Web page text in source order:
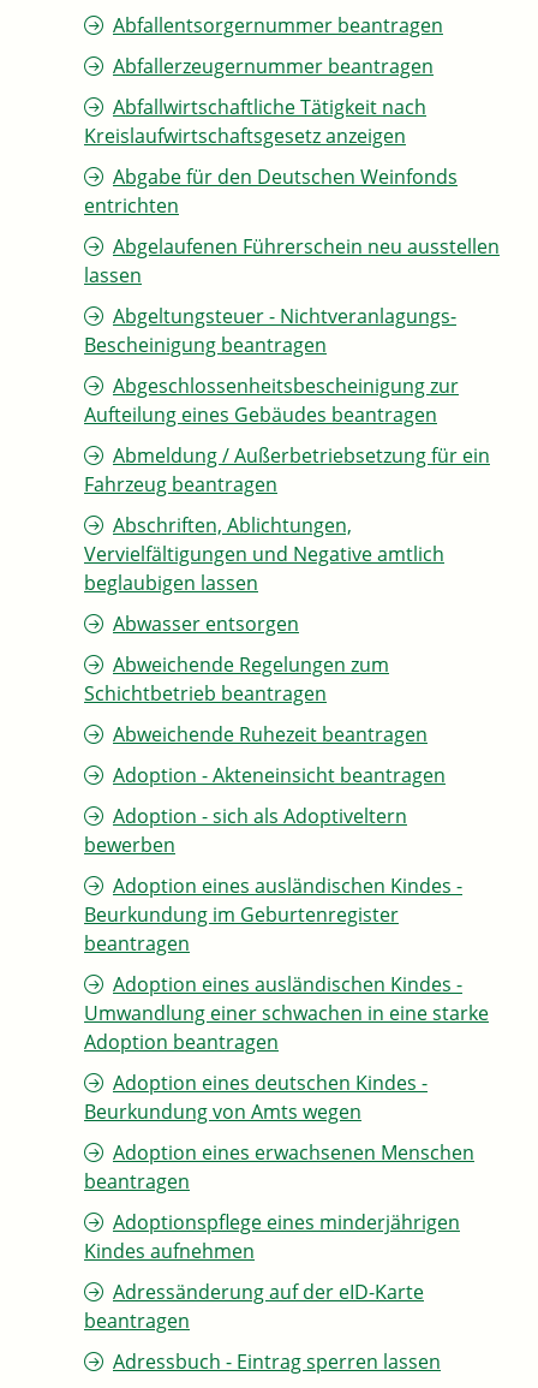
Abfallentsorgernummer beantragen
Abfallerzeugernummer beantragen
Abfallwirtschaftliche Tätigkeit nach
Kreislaufwirtschaftsgesetz anzeigen
Abgabe für den Deutschen Weinfonds
entrichten
Abgelaufenen Führerschein neu ausstellen
lassen
Abgeltungsteuer - Nichtveranlagungs-
Bescheinigung beantragen
Abgeschlossenheitsbescheinigung zur
Aufteilung eines Gebäudes beantragen
Abmeldung / Außerbetriebsetzung für ein
Fahrzeug beantragen
Abschriften, Ablichtungen,
Vervielfältigungen und Negative amtlich
beglaubigen lassen
Abwasser entsorgen
Abweichende Regelungen zum
Schichtbetrieb beantragen
Abweichende Ruhezeit beantragen
Adoption - Akteneinsicht beantragen
Adoption - sich als Adoptiveltern
bewerben
Adoption eines ausländischen Kindes -
Beurkundung im Geburtenregister
beantragen
Adoption eines ausländischen Kindes -
Umwandlung einer schwachen in eine starke
Adoption beantragen
Adoption eines deutschen Kindes -
Beurkundung von Amts wegen
Adoption eines erwachsenen Menschen
beantragen
Adoptionspflege eines minderjährigen
Kindes aufnehmen
Adressänderung auf der eID-Karte
beantragen
Adressbuch - Eintrag sperren lassen